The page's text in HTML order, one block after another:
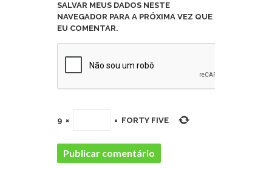
SALVAR MEUS DADOS NESTE
NAVEGADOR PARA A PRÓXIMA VEZ QUE
EU COMENTAR.
9 × = FORTY FIVE